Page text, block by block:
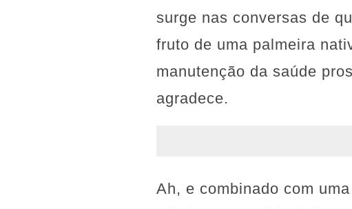
surge nas conversas de
fruto de uma palmeira
manutenção da saúde
agradece.
Ah, e combinado com